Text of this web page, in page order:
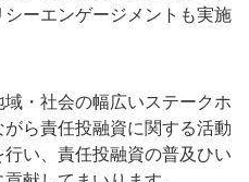
ーエンゲージメントも実施
・社会の幅広いステークホ
ら責任投融資に関する活動
い、責任投融資の普及ひい